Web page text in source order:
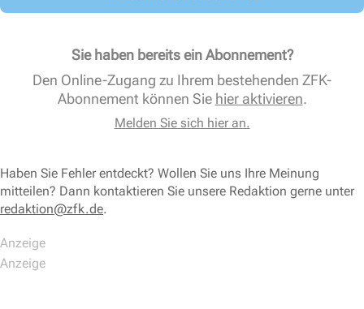
Sie haben bereits ein Abonnement?
Den Online-Zugang zu Ihrem bestehenden ZFK-
Abonnement können Sie hier aktivieren.
Melden Sie sich hier an.
Haben Sie Fehler entdeckt? Wollen Sie uns Ihre Meinung
mitteilen? Dann kontaktieren Sie unsere Redaktion gerne unter
redaktion@zfk.de.